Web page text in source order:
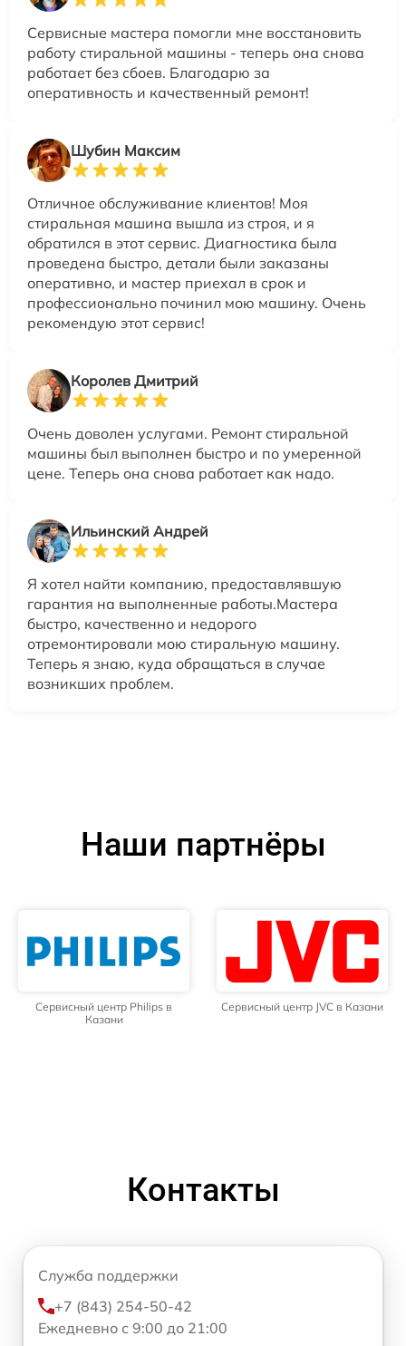
Сервисные мастера помогли мне восстановить
работу стиральной машины - теперь она снова
работает без сбоев. Благодарю за
оперативность и качественный ремонт!
Шубин Максим
Отличное обслуживание клиентов! Моя
стиральная машина вышла из строя, и я
обратился в этот сервис. Диагностика была
проведена быстро, детали были заказаны
оперативно, и мастер приехал в срок и
профессионально починил мою машину. Очень
рекомендую этот сервис!
Королев Дмитрий
Очень доволен услугами. Ремонт стиральной
машины был выполнен быстро и по умеренной
цене. Теперь она снова работает как надо.
Ильинский Андрей
Я хотел найти компанию, предоставлявшую
гарантия на выполненные работы.Мастера
быстро, качественно и недорого
отремонтировали мою стиральную машину.
Теперь я знаю, куда обращаться в случае
возникших проблем.
Наши партнёры
Сервисный центр Philips в
Казани
Сервисный центр JVC в Казани
Контакты
Служба поддержки
+7 (843) 254-50-42
Ежедневно с 9:00 до 21:00